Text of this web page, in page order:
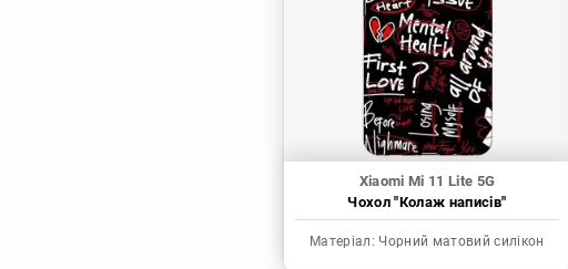
Xiaomi Mi 11 Lite 5G
Чохол "Колаж написів"
Матеріал: Чорний матовий силікон